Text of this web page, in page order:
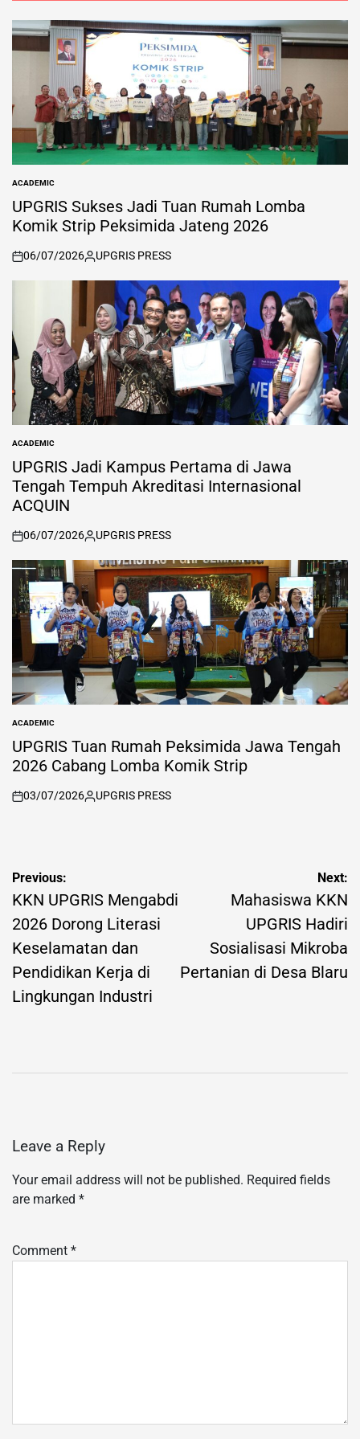
POSTED
IN
ACADEMIC
UPGRIS Sukses Jadi Tuan Rumah Lomba
Komik Strip Peksimida Jateng 2026
on
06/07/2026
Posted
by
UPGRIS PRESS
POSTED
IN
ACADEMIC
UPGRIS Jadi Kampus Pertama di Jawa
Tengah Tempuh Akreditasi Internasional
ACQUIN
on
06/07/2026
Posted
by
UPGRIS PRESS
POSTED
IN
ACADEMIC
UPGRIS Tuan Rumah Peksimida Jawa Tengah
2026 Cabang Lomba Komik Strip
on
03/07/2026
Posted
UPGRIS PRESS
Post
navigation
Previous:
KKN UPGRIS Mengabdi
2026 Dorong Literasi
Keselamatan dan
Pendidikan Kerja di
Lingkungan Industri
Next:
Mahasiswa KKN
UPGRIS Hadiri
Sosialisasi Mikroba
Pertanian di Desa Blaru
Leave a Reply
Your email address will not be published. Required fields
are marked *
Comment *